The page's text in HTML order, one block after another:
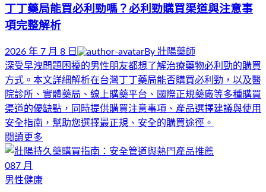
丁丁藥局能買必利勁嗎？必利勁購買渠道與注意事
項完整解析
2026 年 7 月 8 日 By 壯陽藥師
深受早洩問題困擾的男性朋友都想了解治療藥物必利勁的購買
方式。本文詳細解析在台灣丁丁藥局能否購買必利勁，以及醫
院診所、實體藥局、線上購藥平台、國際正規藥廠等多種購買
渠道的優缺點，同時提供購買注意事項、產品選擇建議與使用
安全指南，幫助您選擇最正規、安全的購買途徑。
閱讀更多
087 月
男性健康